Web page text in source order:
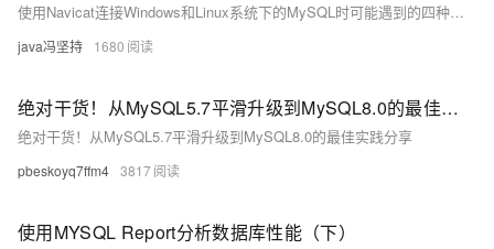
使用Navicat连接Windows和Linux系统下的MySQL时可能遇到的四种错误及其解决方法，包括错误代码2003、1045和2013，以及如何修改MySQL密码。
java冯坚持 1680
绝对干货！从MySQL5.7平滑升级到MySQL8.0的最佳实践分享
绝对干货！从MySQL5.7平滑升级到MySQL8.0的最佳实践分享
pbeskoyq7ffm4 3817
使用MYSQL Report分析数据库性能（下）